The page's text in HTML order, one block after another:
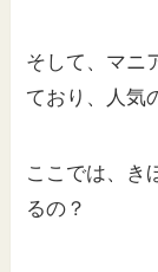
そして、マニ
ており、人気
ここでは、き
るの？